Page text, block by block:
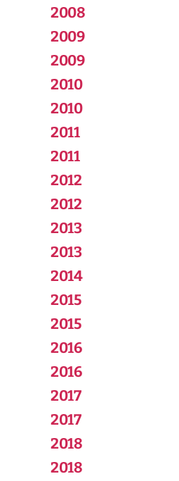
2008
2009
2009
2010
2010
2011
2011
2012
2012
2013
2013
2014
2015
2015
2016
2016
2017
2017
2018
2018